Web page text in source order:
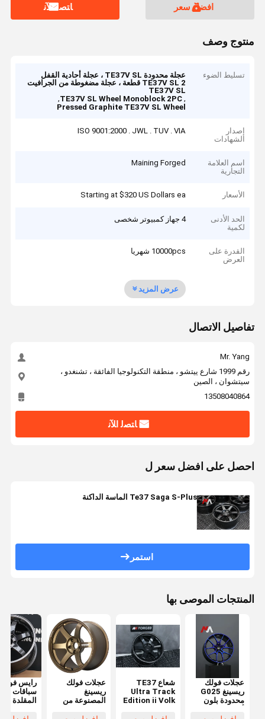
افضل سعر ﺎﺘﺼﻟ ﺍﻶﻧ
منتوج وصف
تسليط الضوء
عجلة محدودة TE37V SL ، عجلة أحادية القفل
TE37V SL 2 قطعة ، عجلة مضغوطة من الجرافيت
TE37V SL
,
TE37V SL Wheel Monoblock 2PC
,
Pressed Graphite TE37V SL Wheel
إصدار
الشهادات
ISO 9001:2000 . JWL . TUV . VIA
اسم العلامة
التجارية
Maining Forged
الأسعار Starting at $320 US Dollars ea
الحد الأدنى
لكمية
4 جهاز كمبيوتر شخصى
القدرة على
العرض
10000pcs شهريا
عرض المزيد
تفاصيل الاتصال
Mr. Yang
رقم 1999 شارع ييتشو ، منطقة التكنولوجيا الفائقة ، تشنغدو ،
سيتشوان ، الصين
13508040864
ﺎﺘﺼﻟ ﺍﻶﻧ
احصل على افضل سعر ل
Te37 Saga S-Plus الماسة الداكنة
استمر
المنتجات الموصى بها
عجلات فولك
ريسينغ G025
محدودة بلون
شعاع TE37
Ultra Track
Edition ii Volk
عجلات فولك
ريسينغ
المصنوعة من
رايس فولك
سباقات